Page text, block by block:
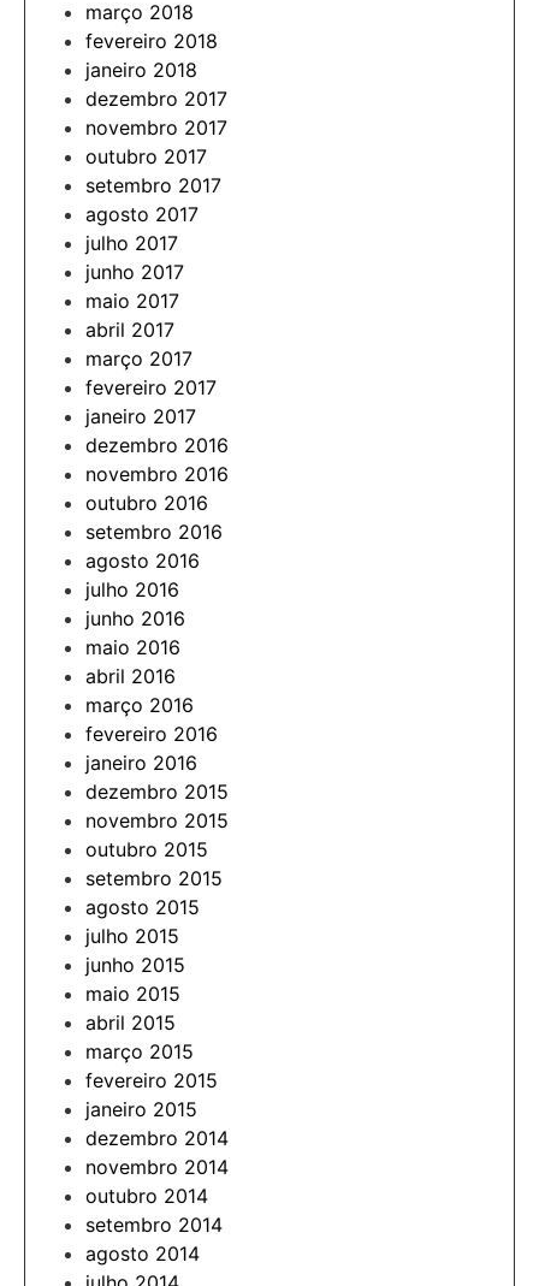
março 2018
fevereiro 2018
janeiro 2018
dezembro 2017
novembro 2017
outubro 2017
setembro 2017
agosto 2017
julho 2017
junho 2017
maio 2017
abril 2017
março 2017
fevereiro 2017
janeiro 2017
dezembro 2016
novembro 2016
outubro 2016
setembro 2016
agosto 2016
julho 2016
junho 2016
maio 2016
abril 2016
março 2016
fevereiro 2016
janeiro 2016
dezembro 2015
novembro 2015
outubro 2015
setembro 2015
agosto 2015
julho 2015
junho 2015
maio 2015
abril 2015
março 2015
fevereiro 2015
janeiro 2015
dezembro 2014
novembro 2014
outubro 2014
setembro 2014
agosto 2014